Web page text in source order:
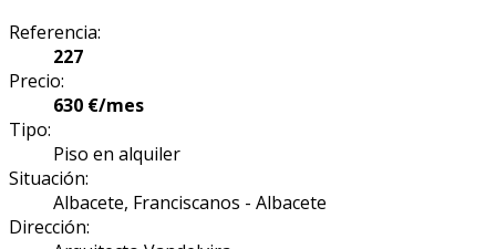
Referencia:
227
Precio:
630 €/mes
Tipo:
Piso en alquiler
Situación:
Albacete, Franciscanos - Albacete
Dirección: